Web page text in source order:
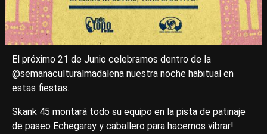
El próximo 21 de Junio celebramos dentro de la
@semanaculturalmadalena nuestra noche habitual en
estas fiestas.
Skank 45 montará todo su equipo en la pista de patinaje
de paseo Echegaray y caballero para hacernos vibrar!